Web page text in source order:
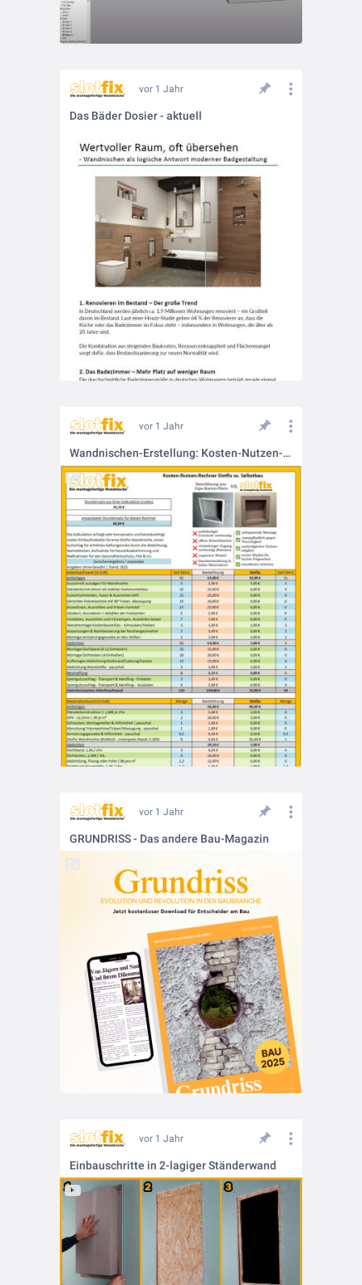
vor 1 Jahr
Das Bäder Dosier - aktuell
vor 1 Jahr
Wandnischen-Erstellung: Kosten-Nutzen-Kalkulation
vor 1 Jahr
GRUNDRISS - Das andere Bau-Magazin
vor 1 Jahr
Einbauschritte in 2-lagiger Ständerwand